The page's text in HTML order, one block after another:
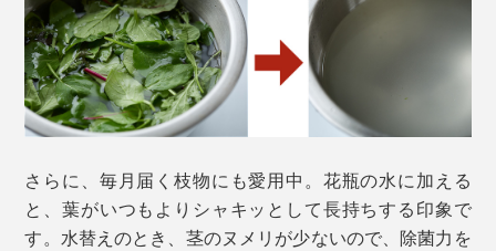
さらに、毎月届く枝物にも愛用中。花瓶の水に加える
と、葉がいつもよりシャキッとして長持ちする印象で
す。水替えのとき、茎のヌメリが少ないので、除菌力を